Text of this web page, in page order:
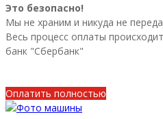
Это безопасно!
Мы не храним и никуда не
Весь процесс оплаты
банк "Сбербанк"
Оплатить полностью